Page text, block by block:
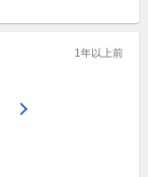
1年以上前